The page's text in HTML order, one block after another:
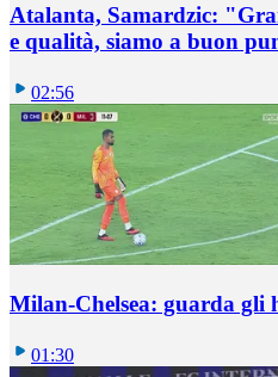
Atalanta, Samardzic:
e qualità, siamo a buon
02:56
Milan-Chelsea: guarda gli
01:30